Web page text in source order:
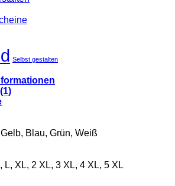
Selbst gestalten
Blau, Grün, Weiß
L, XL, 2 XL, 3 XL, 4 XL, 5 XL